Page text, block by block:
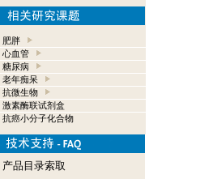
肥胖
心血管
糖尿病
老年痴呆
抗微生物
激素酶联试剂盒
抗癌小分子化合物
产品目录索取